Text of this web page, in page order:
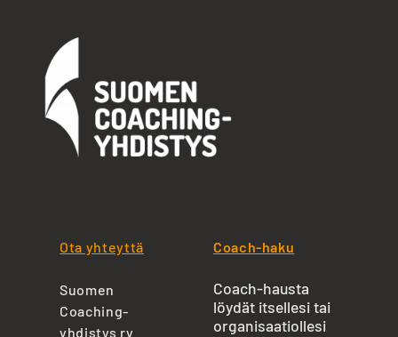
Ota yhteyttä
Suomen
Coaching-
yhdistys ry
Coach-haku
Coach-hausta
löydät itsellesi tai
organisaatiollesi